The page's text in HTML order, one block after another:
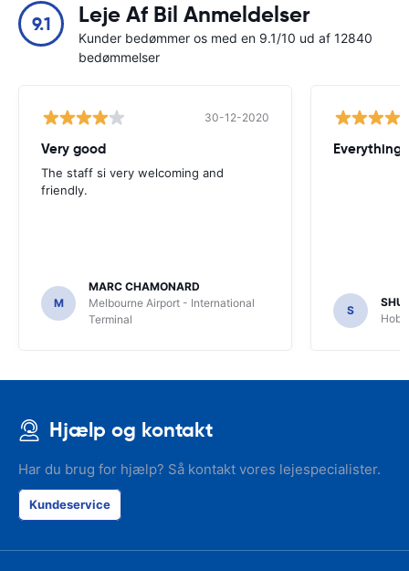
9.1 Leje Af Bil Anmeldelser
Kunder bedømmer os med en 9.1/10 ud af 12840
bedømmelser
30-12-2020
Very good
The staff si very welcoming and
friendly.
M
MARC CHAMONARD
Melbourne Airport - International
Terminal
Everything
S
Hjælp og kontakt
Har du brug for hjælp? Så kontakt vores lejespecialister.
Kundeservice